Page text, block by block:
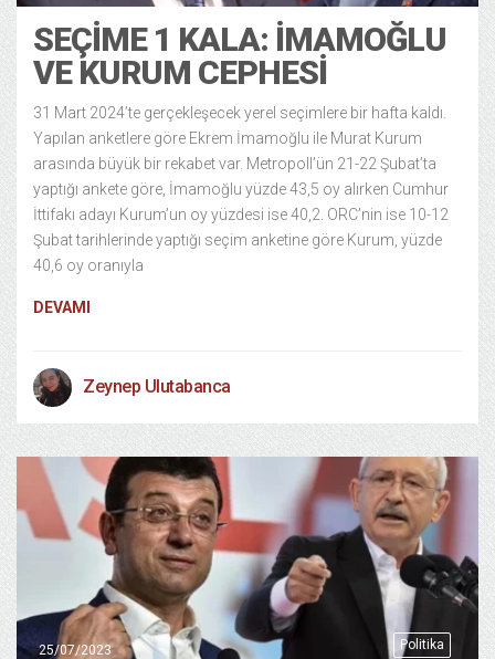
SEÇİME 1 KALA: İMAMOĞLU
VE KURUM CEPHESİ
31 Mart 2024’te gerçekleşecek yerel seçimlere bir hafta kaldı.
Yapılan anketlere göre Ekrem İmamoğlu ile Murat Kurum
arasında büyük bir rekabet var. Metropoll’ün 21-22 Şubat’ta
yaptığı ankete göre, İmamoğlu yüzde 43,5 oy alırken Cumhur
İttifakı adayı Kurum’un oy yüzdesi ise 40,2. ORC’nin ise 10-12
Şubat tarihlerinde yaptığı seçim anketine göre Kurum, yüzde
40,6 oy oranıyla
DEVAMI
Zeynep Ulutabanca
Politika
25/07/2023